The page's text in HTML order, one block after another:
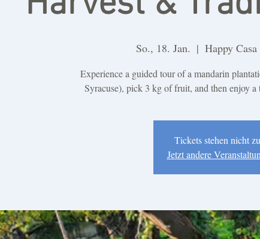
So., 18. Jan.
  |
Happy
Experience a guided tour of a mandarin
Syracuse), pick 3 kg of fruit, and then enjoy
Tickets stehen nicht
Jetzt andere